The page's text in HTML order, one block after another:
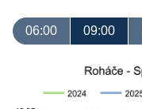
06:00 09:00